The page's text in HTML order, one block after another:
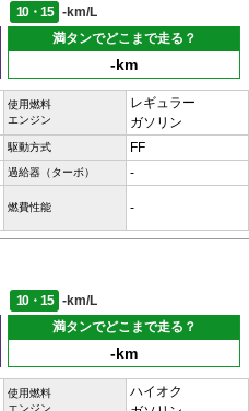
10・15
-km/L
満タンでどこまで走る？
-km
使用燃料
エンジン
レギュラー
ガソリン
駆動方式 FF
過給器（ターボ） -
燃費性能 -
10・15
-km/L
満タンでどこまで走る？
-km
使用燃料
エンジン
ハイオク